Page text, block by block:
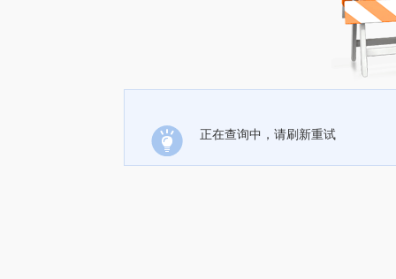
正在查询中，请刷新重试